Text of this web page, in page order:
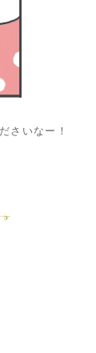
さいなー！